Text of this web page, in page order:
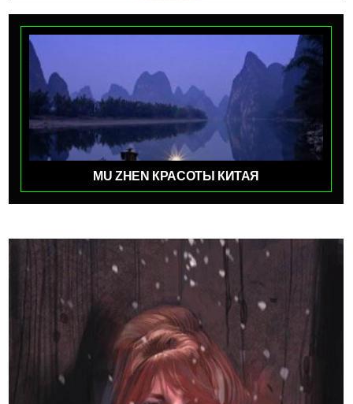
MU ZHEN КРАСОТЫ КИТАЯ